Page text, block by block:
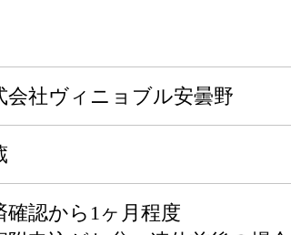
会社ヴィニョブル安曇野
確認から1ヶ月程度